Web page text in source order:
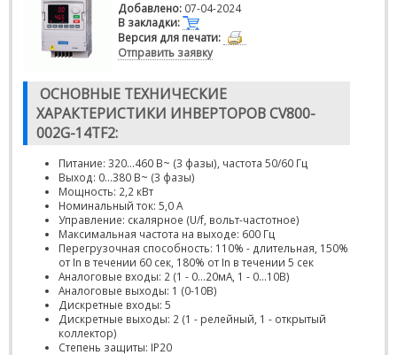
Добавлено: 07-04-2024
В закладки:
Версия для печати:
Отправить заявку
ОСНОВНЫЕ ТЕХНИЧЕСКИЕ
ХАРАКТЕРИСТИКИ ИНВЕРТОРОВ CV800-
002G-14TF2:
Питание: 320...460 В~ (3 фазы), частота 50/60 Гц
Выход: 0...380 В~ (3 фазы)
Мощность: 2,2 кВт
Номинальный ток: 5,0 А
Управление: скалярное (U/f, вольт-частотное)
Максимальная частота на выходе: 600 Гц
Перегрузочная способность: 110% - длительная, 150%
от In в течении 60 сек, 180% от In в течении 5 сек
Аналоговые входы: 2 (1 - 0...20мА, 1 - 0...10В)
Аналоговые выходы: 1 (0-10В)
Дискретные входы: 5
Дискретные выходы: 2 (1 - релейный, 1 - открытый
коллектор)
Степень защиты: IP20